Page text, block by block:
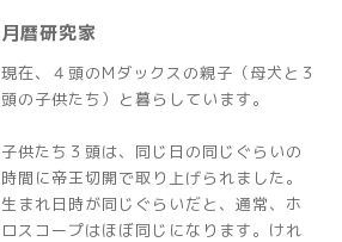
月暦研究家
現在、４頭のMダックスの親子（母犬と３
頭の子供たち）と暮らしています。
子供たち３頭は、同じ日の同じぐらいの
時間に帝王切開で取り上げられました。
生まれ日時が同じぐらいだと、通常、ホ
ロスコープはほぼ同じになります。けれ